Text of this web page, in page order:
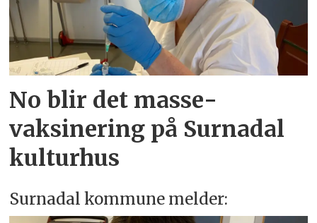
No blir det masse­
vaksinering på Surnadal
kulturhus
Surnadal kommune melder: